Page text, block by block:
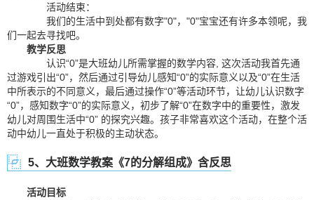
活动结束：
我们的生活中到处都有数字"0"，"0"宝宝还有许多本领呢，我
们一起去寻找吧。
教学反思
认识“0”是大班幼儿所需掌握的数学内容, 这次活动我首先通
过游戏引出“0”，然后通过引导幼儿感知“0”的实际意义以及“0”在生活
中所表示的不同意义，最后通过操作“0”等活动环节，让幼儿认识数字
“0”，感知数字“0”的实际意义，初步了解“0”在数字中的重要性，激发
幼儿对周围生活中“0” 的探究兴趣。孩子非常喜欢这个活动，在整个活
动中幼儿一直处于积极的主动状态。
5、大班数学教案《7的分解组成》含反思
活动目标